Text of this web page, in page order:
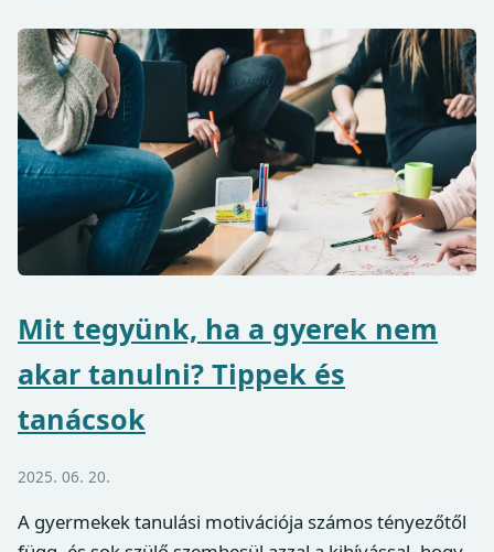
Mit tegyünk, ha a gyerek nem
akar tanulni? Tippek és
tanácsok
2025. 06. 20.
A gyermekek tanulási motivációja számos tényezőtől